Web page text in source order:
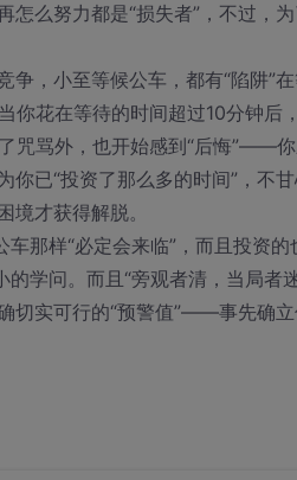
么努力都是“损失者”，不过，为
，小至等候公车，都有“陷阱”在
花在等待的时间超过10分钟后
咒骂外，也开始感到“后悔”——你
已“投资了那么多的时间”，不
才获得解脱。
那样“必定会来临”，而且投资的
的学问。而且“旁观者清，当局
切实可行的“预警值”——事先确